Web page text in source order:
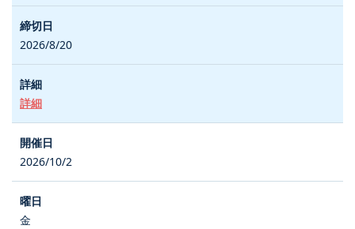
2026/8/20
詳細
2026/10/2
金